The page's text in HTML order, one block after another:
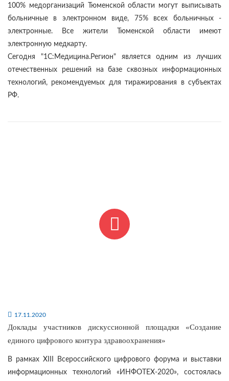
100% медорганизаций Тюменской области могут выписывать
больничные в электронном виде, 75% всех больничных -
электронные. Все жители Тюменской области имеют
электронную медкарту.
Сегодня "1С:Медицина.Регион" является одним из лучших
отечественных решений на базе сквозных информационных
технологий, рекомендуемых для тиражирования в субъектах
РФ.
17.11.2020
Доклады участников дискуссионной площадки «Создание
единого цифрового контура здравоохранения»
В рамках XIII Всероссийского цифрового форума и выставки
информационных технологий «ИНФОТЕХ-2020», состоялась